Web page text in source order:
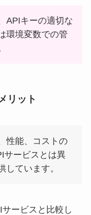
APIキーの適切な
環境変数での管
リット
性能、コストの
サービスとは異
しています。
ービスと比較し